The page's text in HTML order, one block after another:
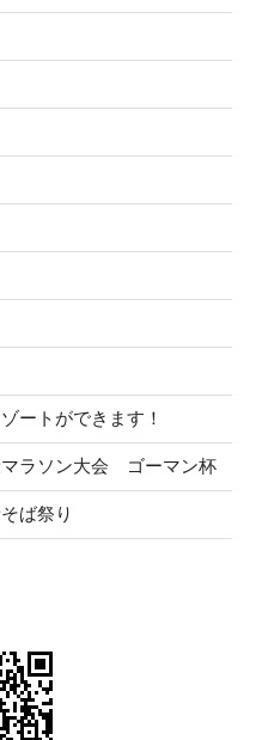
ートができます！
マラソン大会 ゴーマン杯
ば祭り